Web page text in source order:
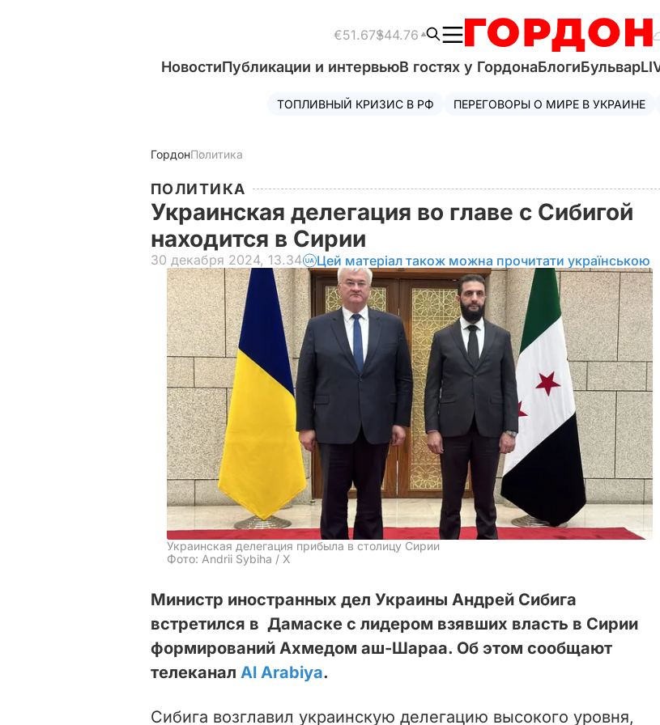
€51.67$44.76
НовостиПубликации и интервьюВ гостях у ГордонаБлогиБульвар
ТОПЛИВНЫЙ КРИЗИС В РФ ПЕРЕГОВОРЫ О МИРЕ В УКРАИНЕ
ГордонПолитика
ПОЛИТИКА
Украинская делегация во главе с Сибигой
находится в Сирии
30 декабря 2024, 13.34 Цей матеріал також можна прочитати українською
Украинская делегация прибыла в столицу Сирии
Фото: Andrii Sybiha / Х
Министр иностранных дел Украины Андрей Сибига
встретился в Дамаске с лидером взявших власть в Сирии
формирований Ахмедом аш-Шараа. Об этом сообщают
телеканал Al Arabiya.
Сибига возглавил украинскую делегацию высокого уровня,